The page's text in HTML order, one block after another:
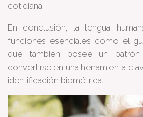
cotidiana.
En conclusión, la lengua
funciones esenciales como el
que también posee un
convertirse en una herramienta
identificación biométrica.